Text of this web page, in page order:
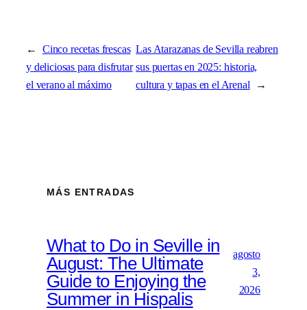
← Cinco recetas frescas
y deliciosas para disfrutar
el verano al máximo
Las Atarazanas de Sevilla reabren
sus puertas en 2025: historia,
cultura y tapas en el Arenal
→
MÁS ENTRADAS
What to Do in Seville in
August: The Ultimate
Guide to Enjoying the
Summer in Hispalis
agosto
3,
2026